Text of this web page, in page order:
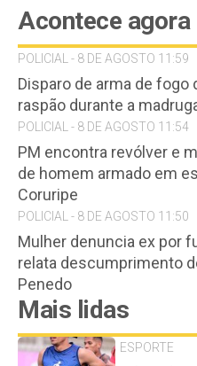
Acontece agora
POLICIAL - 8 DE AGOSTO 11:59
Disparo de arma de
raspão durante a
POLICIAL - 8 DE AGOSTO 11:54
PM encontra revólver e
de homem armado em
Coruripe
POLICIAL - 8 DE AGOSTO 11:50
Mulher denuncia ex por
relata descumprimento
Penedo
Mais lidas
ESPORTE